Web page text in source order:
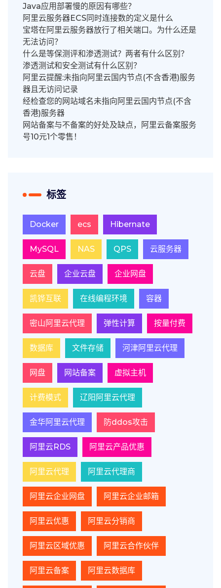
Java应用部署慢的原因有哪些？
阿里云服务器ECS同时连接数的定义是什么
宝塔在阿里云服务器放行了相关端口。为什么还是
无法访问？
什么是等保测评和渗透测试？两者有什么区别？
渗透测试和安全测试有什么区别？
阿里云提醒:未指向阿里云国内节点(不含香港)服务
器且无访问记录
经检查您的网站域名未指向阿里云国内节点(不含
香港)服务器
网站备案与不备案的好处及缺点，阿里云备案服务
号10元1个零售！
标签
Docker ecs Hibernate
MySQL NAS QPS 云服务器
云盘 企业云盘 企业网盘
凯铧互联 在线编程环境 容器
密山阿里云代理 弹性计算 按量付费
数据库 文件存储 河津阿里云代理
网盘 网站备案 虚拟主机
计费模式 辽阳阿里云代理
金华阿里云代理 防ddos攻击
阿里云RDS 阿里云产品优惠
阿里云代理 阿里云代理商
阿里云企业网盘 阿里云企业邮箱
阿里云优惠 阿里云分销商
阿里云区域优惠 阿里云合作伙伴
阿里云备案 阿里云数据库